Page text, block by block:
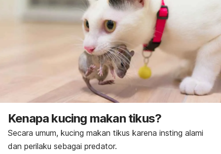
Kenapa kucing makan tikus?
Secara umum, kucing makan tikus karena insting alami
dan perilaku sebagai predator.